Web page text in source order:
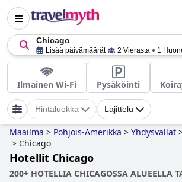
Chicago
Lisää päivämäärät 2 Vierasta 1
Ilmainen Wi-Fi Pysäköinti
Hintaluokka Lajittelu
Maailma > Pohjois-Amerikka > Yhdysvallat
> Chicago
Hotellit Chicago
200+ HOTELLIA CHICAGOSSA ALUEELLA